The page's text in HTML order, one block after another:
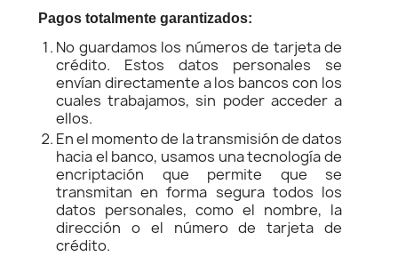
Pagos totalmente garantizados:
No guardamos los números de tarjeta de
crédito. Estos datos personales se
envían directamente a los bancos con los
cuales trabajamos, sin poder acceder a
ellos.
En el momento de la transmisión de datos
hacia el banco, usamos una tecnología de
encriptación que permite que se
transmitan en forma segura todos los
datos personales, como el nombre, la
dirección o el número de tarjeta de
crédito.